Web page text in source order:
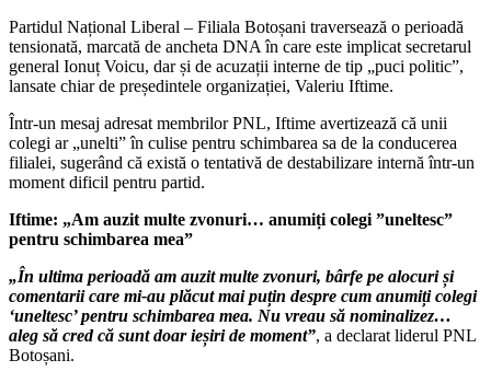
Partidul Național Liberal – Filiala Botoșani traversează o perioadă
tensionată, marcată de ancheta DNA în care este implicat secretarul
general Ionuț Voicu, dar și de acuzații interne de tip „puci politic”,
lansate chiar de președintele organizației, Valeriu Iftime.
Într-un mesaj adresat membrilor PNL, Iftime avertizează că unii
colegi ar „unelti” în culise pentru schimbarea sa de la conducerea
filialei, sugerând că există o tentativă de destabilizare internă într-un
moment dificil pentru partid.
Iftime: „Am auzit multe zvonuri… anumiți colegi ”uneltesc”
pentru schimbarea mea”
„În ultima perioadă am auzit multe zvonuri, bârfe pe alocuri și
comentarii care mi-au plăcut mai puțin despre cum anumiți colegi
‘uneltesc’ pentru schimbarea mea. Nu vreau să nominalizez…
aleg să cred că sunt doar ieșiri de moment”, a declarat liderul PNL
Botoșani.